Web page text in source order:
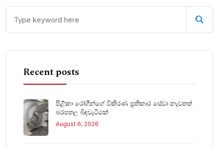
Recent posts
පිළිකා රෝගීන්ගේ විකිරණ ප්‍රතිකාර සේවා නැවතත්
බරපතල බිඳවැටීමක්
August 6, 2026